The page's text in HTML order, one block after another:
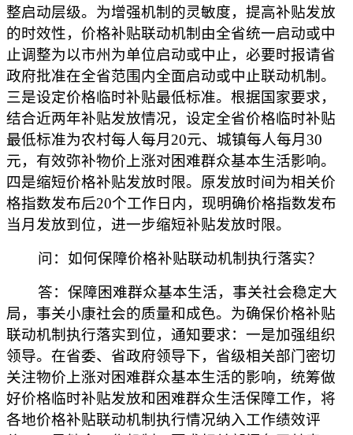
整启动层级。为增强机制的灵敏度，提高补贴发放
的时效性，价格补贴联动机制由全省统一启动或中
止调整为以市州为单位启动或中止，必要时报请省
政府批准在全省范围内全面启动或中止联动机制。
三是设定价格临时补贴最低标准。根据国家要求，
结合近两年补贴发放情况，设定全省价格临时补贴
最低标准为农村每人每月20元、城镇每人每月30
元，有效弥补物价上涨对困难群众基本生活影响。
四是缩短价格补贴发放时限。原发放时间为相关价
格指数发布后20个工作日内，现明确价格指数发布
当月发放到位，进一步缩短补贴发放时限。
问：如何保障价格补贴联动机制执行落实？
答：保障困难群众基本生活，事关社会稳定大
局，事关小康社会的质量和成色。为确保价格补贴
联动机制执行落实到位，通知要求：一是加强组织
领导。在省委、省政府领导下，省级相关部门密切
关注物价上涨对困难群众基本生活的影响，统筹做
好价格临时补贴发放和困难群众生活保障工作，将
各地价格补贴联动机制执行情况纳入工作绩效评